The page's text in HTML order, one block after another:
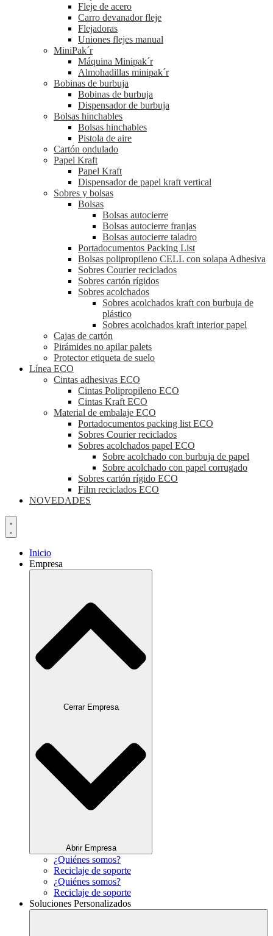
Fleje de acero
Carro devanador fleje
Flejadoras
Uniones flejes manual
MiniPak´r
Máquina Minipak´r
Almohadillas minipak´r
Bobinas de burbuja
Bobinas de burbuja
Dispensador de burbuja
Bolsas hinchables
Bolsas hinchables
Pistola de aire
Cartón ondulado
Papel Kraft
Papel Kraft
Dispensador de papel kraft vertical
Sobres y bolsas
Bolsas
Bolsas autocierre
Bolsas autocierre franjas
Bolsas autocierre taladro
Portadocumentos Packing List
Bolsas polipropileno CELL con solapa Adhesiva
Sobres Courier reciclados
Sobres cartón rígidos
Sobres acolchados
Sobres acolchados kraft con burbuja de
plástico
Sobres acolchados kraft interior papel
Cajas de cartón
Pirámides no apilar palets
Protector etiqueta de suelo
Línea ECO
Cintas adhesivas ECO
Cintas Polipropileno ECO
Cintas Kraft ECO
Material de embalaje ECO
Portadocumentos packing list ECO
Sobres Courier reciclados
Sobres acolchados papel ECO
Sobre acolchado con burbuja de papel
Sobre acolchado con papel corrugado
Sobres cartón rígido ECO
Film reciclados ECO
NOVEDADES
Inicio
Empresa
Cerrar Empresa
Abrir Empresa
¿Quiénes somos?
Reciclaje de soporte
¿Quiénes somos?
Reciclaje de soporte
Soluciones Personalizados